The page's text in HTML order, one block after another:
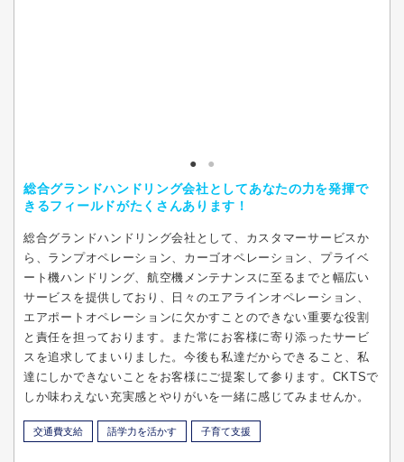
総合グランドハンドリング会社としてあなたの力を発揮で
きるフィールドがたくさんあります！
総合グランドハンドリング会社として、カスタマーサービスか
ら、ランプオペレーション、カーゴオペレーション、プライベ
ート機ハンドリング、航空機メンテナンスに至るまでと幅広い
サービスを提供しており、日々のエアラインオペレーション、
エアポートオペレーションに欠かすことのできない重要な役割
と責任を担っております。また常にお客様に寄り添ったサービ
スを追求してまいりました。今後も私達だからできること、私
達にしかできないことをお客様にご提案して参ります。CKTSで
しか味わえない充実感とやりがいを一緒に感じてみませんか。
交通費支給 語学力を活かす 子育て支援